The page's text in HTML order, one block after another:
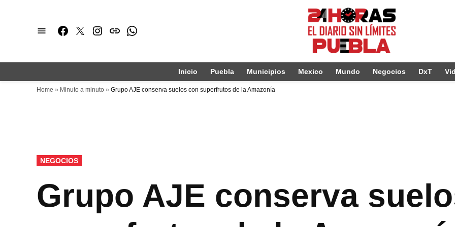
Facebook
TwitterInstagram
issuuWhatsapp
Inicio Puebla Municipios Mexico Mundo Negocios DxT
Home » Minuto a minuto » Grupo AJE conserva suelos con superfrutos de la Amazonía
PUBLICADO
EN
NEGOCIOS
Grupo AJE conserva